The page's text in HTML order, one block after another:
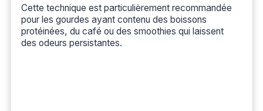
Cette technique est particulièrement recommandée
pour les gourdes ayant contenu des boissons
protéinées, du café ou des smoothies qui laissent
des odeurs persistantes.